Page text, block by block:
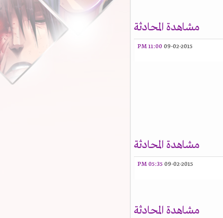
مشاهدة المحادثة
09-02-2015
11:00 PM
مشاهدة المحادثة
09-02-2015
05:35 PM
مشاهدة المحادثة